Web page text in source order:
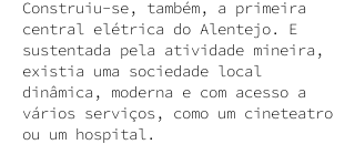
Construiu-se, também, a primeira
central elétrica do Alentejo. E
sustentada pela atividade mineira,
existia uma sociedade local
dinâmica, moderna e com acesso a
vários serviços, como um cineteatro
ou um hospital.